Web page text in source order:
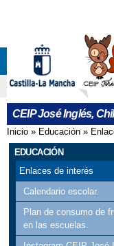
CEIP José Inglés,
Se
Inicio » Educación »
EDUCACIÓN
Enlaces de interés
Calendario escolar.
Plan de consumo de
en las escuelas.